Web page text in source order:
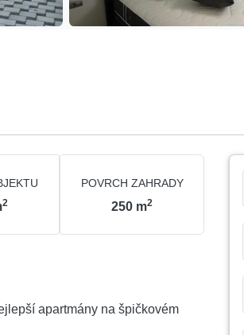
2
POVRCH ZAHRADY
250 m2
apartmány na špičkovém